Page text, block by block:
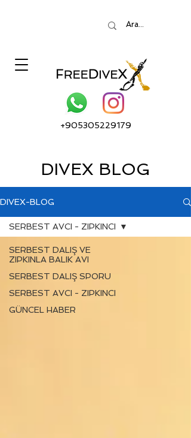
+905305229179
DIVEX BLOG
DIVEX-BLOG
SERBEST DALIŞ VE
ZIPKINLA BALIK AVI
SERBEST DALIŞ SPORU
SERBEST AVCI - ZIPKINCI
GÜNCEL HABER
SERBEST AVCI - ZIPKINCI